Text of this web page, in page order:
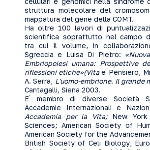
struttura molecolare del
mappatura del gene della COMT.
Ha oltre 100 lavori di
scientifica soprattutto nel campo
tra cui il volume, in
Sgreccia e Luisa Di Pietro:
Embriopoiesi umana: Prospettive
riflessioni etiche»(Vitae Pensiero,
A. Serra, L'uomo-embrione. Il grande
Cantagalli, Siena 2003.
E’
membro di diverse Società
Accademie Internazionali e
Accademia per la Vita; New
Sciences; American Society of
American Society for the
British Society of Celi Biology;